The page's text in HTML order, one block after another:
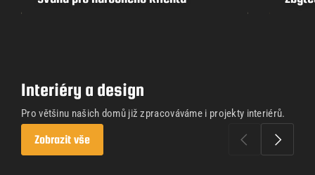
Interiéry a design
Pro většinu našich domů již zpracováváme i projekty interiérů.
Zobrazit vše